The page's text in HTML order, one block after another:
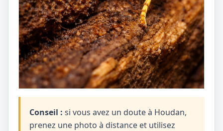
Conseil : si vous avez un doute à Houdan,
prenez une photo à distance et utilisez